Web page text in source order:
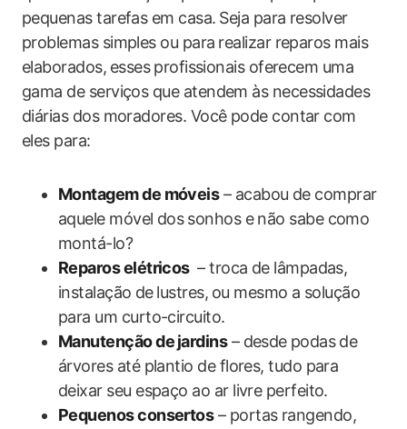
pequenas tarefas em casa.⁢ Seja para resolver
problemas simples ou para⁣ realizar reparos mais
elaborados, ⁢esses⁣ profissionais oferecem‍ uma ​
gama de serviços que atendem às necessidades
‌diárias dos moradores. Você pode contar com
eles para:
Montagem de móveis– acabou de‍ comprar
aquele móvel​ dos ⁢sonhos e não sabe como ​
montá-lo?
Reparos ‌elétricos⁢ – troca​ de lâmpadas,
instalação ⁤de⁤ lustres, ⁢ou mesmo a solução
para ​um curto-circuito.
Manutenção de⁣ jardins– desde ⁣podas de​
árvores até plantio de flores, tudo para
deixar seu ‍espaço ao ar livre perfeito.
Pequenos ‌consertos– portas rangendo,